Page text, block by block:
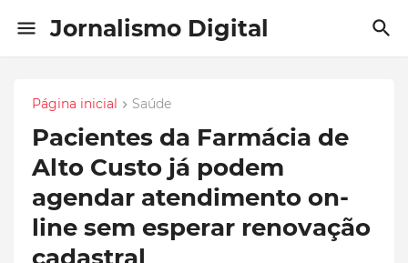
Jornalismo Digital
Página inicial Saúde
Pacientes da Farmácia de
Alto Custo já podem
agendar atendimento on-
line sem esperar renovação